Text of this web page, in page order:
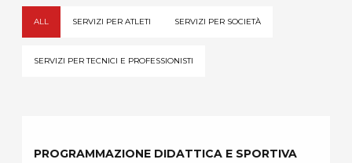
ALL SERVIZI PER ATLETI SERVIZI PER SOCIETÀ
SERVIZI PER TECNICI E PROFESSIONISTI
PROGRAMMAZIONE DIDATTICA E SPORTIVA